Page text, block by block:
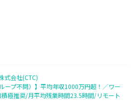
式会社(CTC)
ープ不問）】平均年収1000万円超！／ワー
極推奨/月平均残業時間23.5時間/リモート